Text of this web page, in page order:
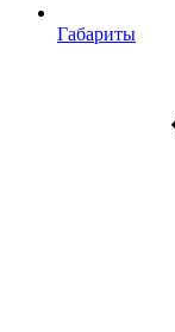
Габариты